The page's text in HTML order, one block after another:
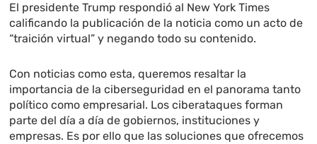
El presidente Trump respondió al New York Times
calificando la publicación de la noticia como un acto de
“traición virtual” y negando todo su contenido.
Con noticias como esta, queremos resaltar la
importancia de la ciberseguridad en el panorama tanto
político como empresarial. Los ciberataques forman
parte del día a día de gobiernos, instituciones y
empresas. Es por ello que las soluciones que ofrecemos